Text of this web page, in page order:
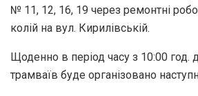
№ 11, 12, 16, 19 через ремонтні
колій на вул. Кирилівській.
Щоденно в період часу з 10:00 год.
трамваїв буде організовано